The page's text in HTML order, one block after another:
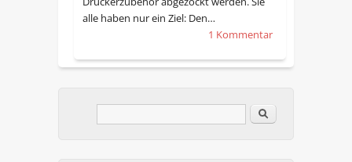
alle haben nur ein Ziel: Den…
1 Kommentar
Suchformular Im Blog suchen